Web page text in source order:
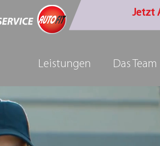
Jetzt
Leistungen Das Team